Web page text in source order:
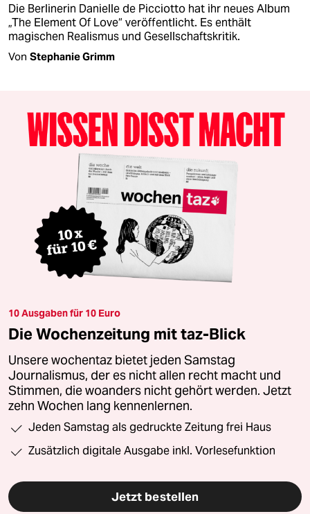
Die Berlinerin Danielle de Picciotto hat ihr neues Album
„The Element Of Love“ veröffentlicht. Es enthält
magischen Realismus und Gesellschaftskritik.
Von Stephanie Grimm
10 Ausgaben für 10 Euro
Die Wochenzeitung mit taz-Blick
Unsere wochentaz bietet jeden Samstag
Journalismus, der es nicht allen recht macht und
Stimmen, die woanders nicht gehört werden. Jetzt
zehn Wochen lang kennenlernen.
Jeden Samstag als gedruckte Zeitung frei Haus
Zusätzlich digitale Ausgabe inkl. Vorlesefunktion
Jetzt bestellen